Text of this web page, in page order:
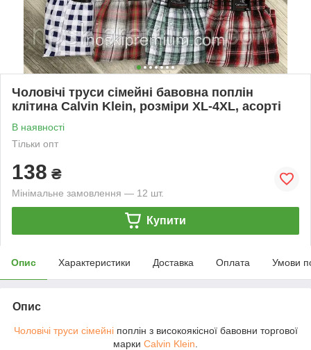
Чоловічі труси сімейні бавовна поплін
клітина Calvin Klein, розміри XL-4XL, асорті
В наявності
Тільки опт
138 ₴
Мінімальне замовлення — 12 шт.
Купити
Опис Характеристики Доставка Оплата Умови
Опис
Чоловічі труси сімейніпоплін з високоякісної бавовни торгової
марки Calvin Klein